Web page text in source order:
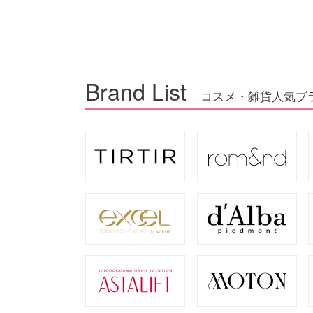
Brand List コスメ・雑貨人気ブ